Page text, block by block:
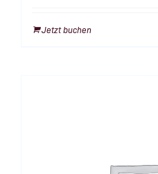
Jetzt buchen